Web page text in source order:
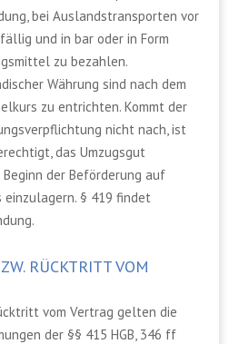
bei Auslandstransporten vor
und in bar oder in Form
zu bezahlen.
Währung sind nach dem
zu entrichten. Kommt der
nicht nach, ist
das Umzugsgut
der Beförderung auf
einzulagern. § 419 findet
RÜCKTRITT VOM
vom Vertrag gelten die
der §§ 415 HGB, 346 ff